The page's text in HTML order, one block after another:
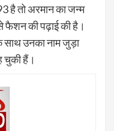
तो अरमान का जन्म
की पढ़ाई की है।
साथ उनका नाम जुड़ा
चुकी हैं।